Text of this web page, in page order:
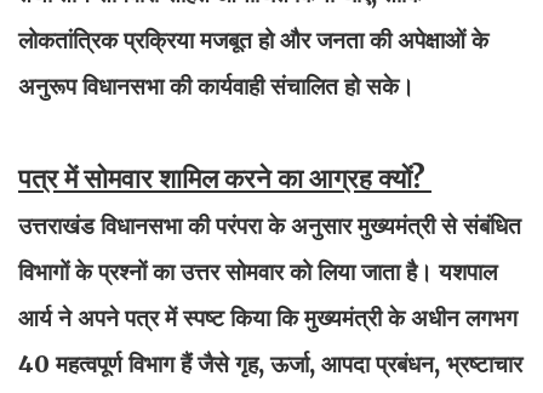
लोकतांत्रिक प्रक्रिया मजबूत हो और जनता की अपेक्षाओं के
अनुरूप विधानसभा की कार्यवाही संचालित हो सके।
पत्र में सोमवार शामिल करने का आग्रह क्यों?
उत्तराखंड विधानसभा की परंपरा के अनुसार मुख्यमंत्री से संबंधित
विभागों के प्रश्नों का उत्तर सोमवार को लिया जाता है। यशपाल
आर्य ने अपने पत्र में स्पष्ट किया कि मुख्यमंत्री के अधीन लगभग
40 महत्वपूर्ण विभाग हैं जैसे गृह, ऊर्जा, आपदा प्रबंधन, भ्रष्टाचार